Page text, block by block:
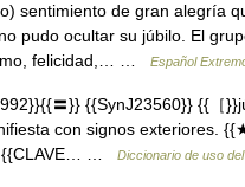
sentimiento de gran alegría
pudo ocultar su júbilo. El
felicidad,… …
Español
〓}} {{SynJ23560}} {{［
con signos exteriores.
{{CLAVE… …
Diccionario de uso